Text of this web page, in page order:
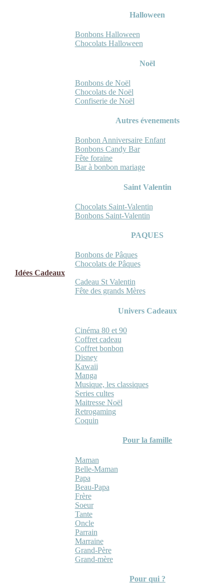
Halloween
Bonbons Halloween
Chocolats Halloween
Noël
Bonbons de Noël
Chocolats de Noël
Confiserie de Noël
Autres évenements
Bonbon Anniversaire Enfant
Bonbons Candy Bar
Fête foraine
Bar à bonbon mariage
Saint Valentin
Chocolats Saint-Valentin
Bonbons Saint-Valentin
PAQUES
Bonbons de Pâques
Chocolats de Pâques
Idées Cadeaux
Cadeau St Valentin
Fête des grands Mères
Univers Cadeaux
Cinéma 80 et 90
Coffret cadeau
Coffret bonbon
Disney
Kawaii
Manga
Musique, les classiques
Series cultes
Maitresse Noël
Retrogaming
Coquin
Pour la famille
Maman
Belle-Maman
Papa
Beau-Papa
Frère
Soeur
Tante
Oncle
Parrain
Marraine
Grand-Père
Grand-mère
Pour qui ?